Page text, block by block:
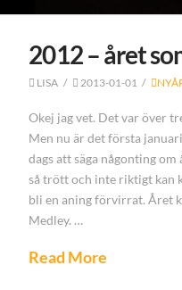
2012 – året
LISA 2013-01-01
Okej jag vet. Det var över
Men nu är det första
dags att säga någonting
så trött och inte riktigt kan
bli en aning förvirrat. Året
Medley. …
Read More